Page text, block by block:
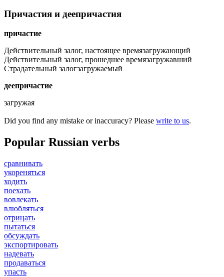
Причастия и деепричастия
причастие
Действительный залог, настоящее времязагружающий
Действительный залог, прошедшее времязагружавший
Страдательный залогзагружаемый
деепричастие
загружая
Did you find any mistake or inaccuracy? Please write to us.
Popular Russian verbs
сравнивать
укореняться
ходить
поехать
вовлекать
влюбляться
отрицать
пытаться
обсуждать
экспортировать
надевать
продаваться
упасть